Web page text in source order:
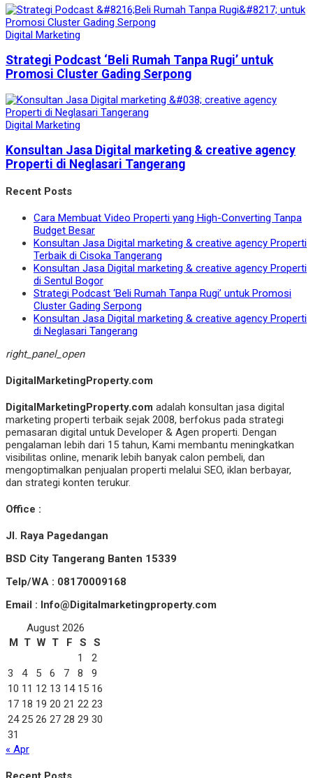
Digital Marketing
Strategi Podcast ‘Beli Rumah Tanpa Rugi’ untuk
Promosi Cluster Gading Serpong
Digital Marketing
Konsultan Jasa Digital marketing & creative agency
Properti di Neglasari Tangerang
Recent Posts
Cara Membuat Video Properti yang High-Converting Tanpa
Budget Besar
Konsultan Jasa Digital marketing & creative agency Properti
Terbaik di Cisoka Tangerang
Konsultan Jasa Digital marketing & creative agency Properti
di Sentul Bogor
Strategi Podcast ‘Beli Rumah Tanpa Rugi’ untuk Promosi
Cluster Gading Serpong
Konsultan Jasa Digital marketing & creative agency Properti
di Neglasari Tangerang
right_panel_open
DigitalMarketingProperty.com
DigitalMarketingProperty.com adalah konsultan jasa digital
marketing properti terbaik sejak 2008, berfokus pada strategi
pemasaran digital untuk Developer & Agen properti. Dengan
pengalaman lebih dari 15 tahun, Kami membantu meningkatkan
visibilitas online, menarik lebih banyak calon pembeli, dan
mengoptimalkan penjualan properti melalui SEO, iklan berbayar,
dan strategi konten terukur.
Office :
Jl. Raya Pagedangan
BSD City Tangerang Banten 15339
Telp/WA : 08170009168
Email : Info@Digitalmarketingproperty.com
August 2026
M T W T F S
S
1
2
3
4 5 6 7 8
9
10 11 12 13 14 15 16
17 18 19 20 21 22 23
24 25 26 27 28 29 30
31
« Apr